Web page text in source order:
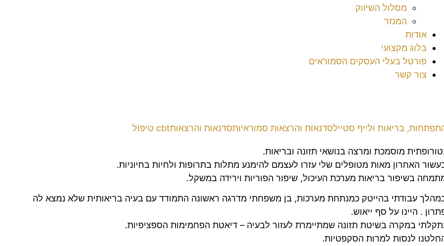
מסלול השיווק
המנזר
אודות
בלוג מקצועי
פורטל בעלי העסקים הסמוראים
צור קשר
בריאות ולייף סטיילסדנאות והרצאות סמוראיותסדנאות והרצאותcbt טיפול
מוסמכת ומרצה בנושאי תזונה ובריאות.
האחרון מאות מטופלים שלי עזרו לעצמם להימנע מתלות בתרופות ולחיות בחיוניות.
בשיפור בריאות מערכת העיכול, שיפור הפוריות וירידה במשקל.
עבודתי בהייטק כמנתחת מערכות, בן משפחתי מדרגה ראשונה התמודד עם בעיה בריאותית שלא נמצא לה
. היינו על סף ייאוש.
במקרה בשיטת תזונה שמתיימרת לעזור לבעיה – דיאטת הפחמימות הספציפיות.
לנסות למרות הסקפטיות.